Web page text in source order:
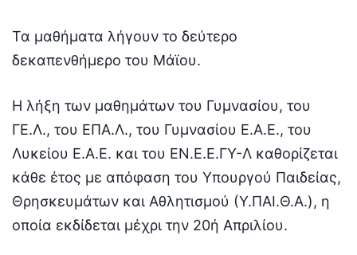
Τα μαθήματα λήγουν το δεύτερο
δεκαπενθήμερο του Μάϊου.
Η λήξη των μαθημάτων του Γυμνασίου, του
ΓΕ.Λ., του ΕΠΑ.Λ., του Γυμνασίου Ε.Α.Ε., του
Λυκείου Ε.Α.Ε. και του ΕΝ.Ε.Ε.ΓΥ-Λ καθορίζεται
κάθε έτος με απόφαση του Υπουργού Παιδείας,
Θρησκευμάτων και Αθλητισμού (Υ.ΠΑΙ.Θ.Α.), η
οποία εκδίδεται μέχρι την 20ή Απριλίου.